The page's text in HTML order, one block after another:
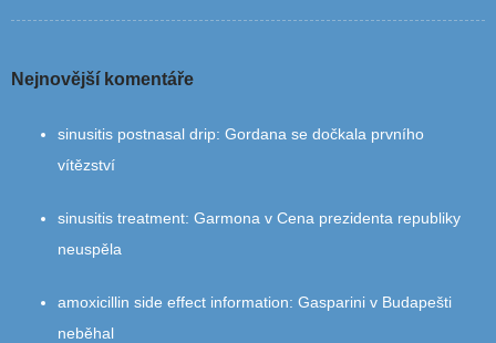
Nejnovější komentáře
sinusitis postnasal drip: Gordana se dočkala prvního
vítězství
sinusitis treatment: Garmona v Cena prezidenta republiky
neuspěla
amoxicillin side effect information: Gasparini v Budapešti
neběhal